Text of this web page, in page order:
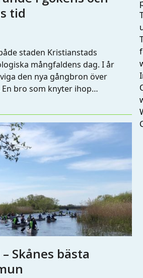
tid
staden Kristianstads
mångfaldens dag. I år
den nya gångbron över
En bro som knyter ihop…
Skånes bästa